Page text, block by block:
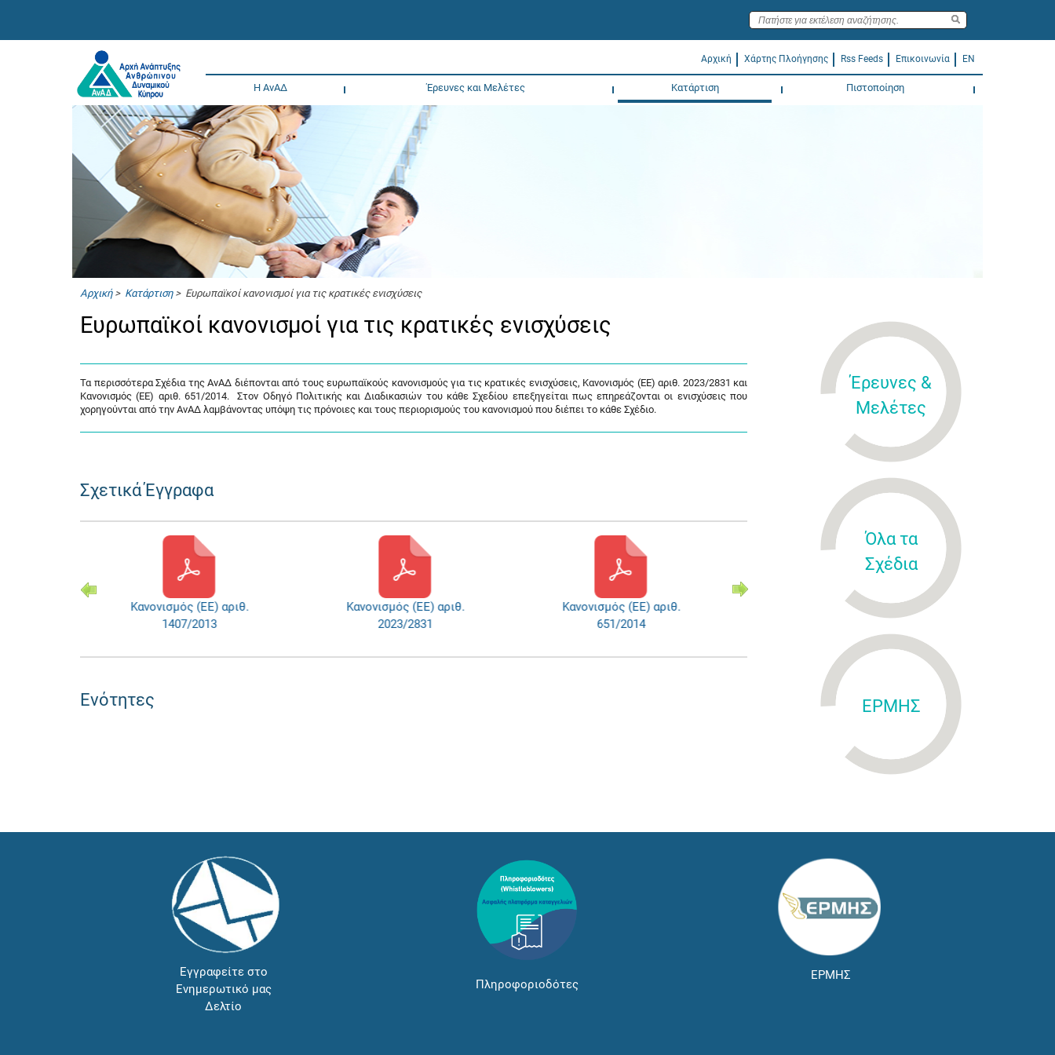
Αρχική Χάρτης Πλοήγησης Rss Feeds Επικοινωνία EN
Η ΑνΑΔ Έρευνες και Μελέτες Κατάρτιση Πιστοποίηση
Αρχική> Κατάρτιση> Ευρωπαϊκοί κανονισμοί για τις κρατικές ενισχύσεις
Ευρωπαϊκοί κανονισμοί για τις κρατικές ενισχύσεις
Τα περισσότερα Σχέδια της ΑνΑΔ διέπονται από τους ευρωπαϊκούς κανονισμούς για τις κρατικές ενισχύσεις, Κανονισμός (ΕΕ) αριθ. 2023/2831 και
Κανονισμός (ΕΕ) αριθ. 651/2014. Στον Οδηγό Πολιτικής και Διαδικασιών του κάθε Σχεδίου επεξηγείται πως επηρεάζονται οι ενισχύσεις που
χορηγούνται από την ΑνΑΔ λαμβάνοντας υπόψη τις πρόνοιες και τους περιορισμούς του κανονισμού που διέπει το κάθε Σχέδιο.
Σχετικά Έγγραφα
Κανονισμός (ΕΕ) αριθ.
1407/2013
Κανονισμός (ΕΕ) αριθ.
2023/2831
Κανονισμός (ΕΕ) αριθ.
651/2014
Κανονισμός (ΕΕ) αριθ.
Ενότητες
Έρευνες &
Μελέτες
Όλα τα
Σχέδια
ΕΡΜΗΣ
Εγγραφείτε στο
Ενημερωτικό μας
Δελτίο
Πληροφοριοδότες
ΕΡΜΗΣ